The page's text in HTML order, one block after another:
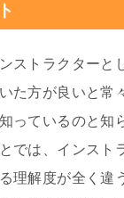
ストラクターと
た方が良いと常
っているのと知
では、インスト
理解度が全く違